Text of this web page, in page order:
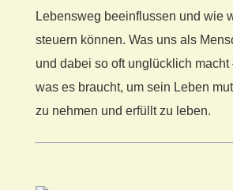
Lebensweg beeinflussen und wie
steuern können. Was uns als
und dabei so oft unglücklich macht
was es braucht, um sein Leben
zu nehmen und erfüllt zu leben.